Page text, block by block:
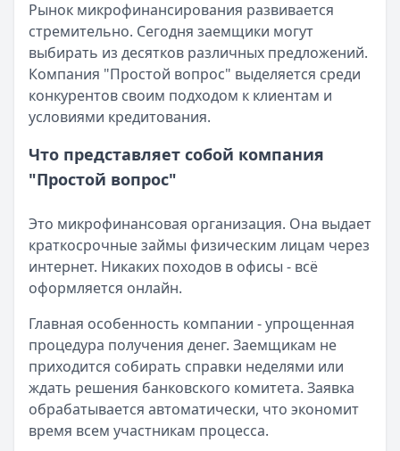
Опубликовано:5 декабря 2025 г.
Категория:МФО
Читать новость
Срочный микрозайм 15 000 ₽ на карту: свежая
Кратко:Нужны 15 000 рублей на карту прямо сегодня?
Опубликовано:5 декабря 2025 г.
Читать новость
Рекордный рост доли клиентов МФО с iPhone: что
Опубликовано:5 декабря 2025 г.
Категория:МФО
Читать новость
57 сервисов микрозаймов через Госуслуги: где
Опубликовано:23 ноября 2025 г.
Категория:МФО
Читать новость
Смс о «одобренном займе» от Bigmani Ru: как
Кратко:Пришло СМС об одобрении займа от Bigmani
Опубликовано: 23 ноября 2025 г.
Рынок микрофинансирования развивается
стремительно. Сегодня заемщики могут
выбирать из десятков различных предложений.
Компания "Простой вопрос" выделяется среди
конкурентов своим подходом к клиентам и
условиями кредитования.
Что представляет собой компания
"Простой вопрос"
Это микрофинансовая организация. Она выдает
краткосрочные займы физическим лицам через
интернет. Никаких походов в офисы - всё
оформляется онлайн.
Главная особенность компании - упрощенная
процедура получения денег. Заемщикам не
приходится собирать справки неделями или
ждать решения банковского комитета. Заявка
обрабатывается автоматически, что экономит
время всем участникам процесса.